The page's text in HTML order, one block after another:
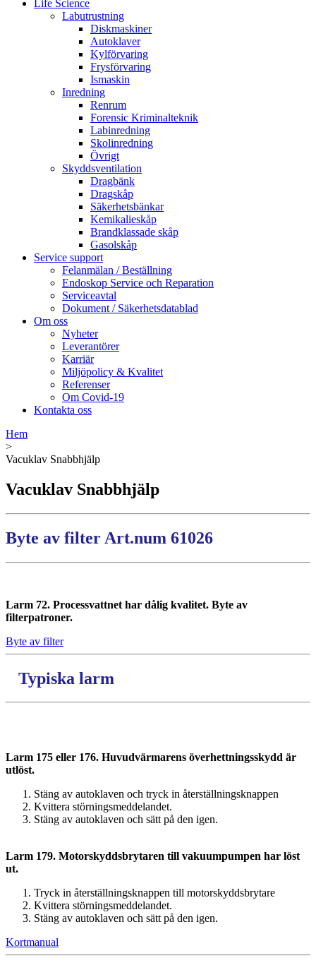
Life Science
Labutrustning
Diskmaskiner
Autoklaver
Kylförvaring
Frysförvaring
Ismaskin
Inredning
Renrum
Forensic Kriminalteknik
Labinredning
Skolinredning
Övrigt
Skyddsventilation
Dragbänk
Dragskåp
Säkerhetsbänkar
Kemikalieskåp
Brandklassade skåp
Gasolskåp
Service support
Felanmälan / Beställning
Endoskop Service och Reparation
Serviceavtal
Dokument / Säkerhetsdatablad
Om oss
Nyheter
Leverantörer
Karriär
Miljöpolicy & Kvalitet
Referenser
Om Covid-19
Kontakta oss
Hem
>
Vacuklav Snabbhjälp
Vacuklav Snabbhjälp
Byte av filter Art.num 61026
Larm 72. Processvattnet har dålig kvalitet. Byte av
filterpatroner.
Byte av filter
Typiska larm
Larm 175 eller 176. Huvudvärmarens överhettningsskydd är
utlöst.
Stäng av autoklaven och tryck in återställningsknappen
Kvittera störningsmeddelandet.
Stäng av autoklaven och sätt på den igen.
Larm 179. Motorskyddsbrytaren till vakuumpumpen har löst
ut.
Tryck in återställningsknappen till motorskyddsbrytare
Kvittera störningsmeddelandet.
Stäng av autoklaven och sätt på den igen.
Kortmanual